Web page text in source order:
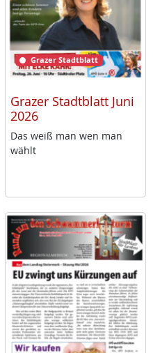
Grazer Stadtblatt
Grazer Stadtblatt Juni
2026
Das weiß man wen man
wählt